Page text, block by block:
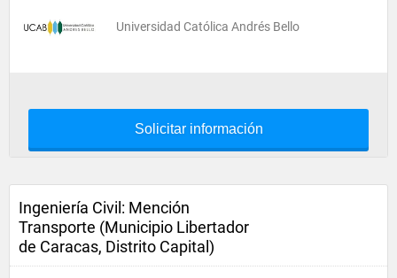
Universidad Católica Andrés Bello
Solicitar información
Ingeniería Civil: Mención
Transporte (Municipio Libertador
de Caracas, Distrito Capital)